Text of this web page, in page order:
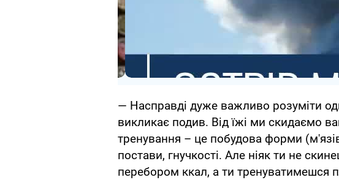
— Насправді дуже важливо розуміти
викликає подив. Від їжі ми скидаємо
тренування – це побудова форми
постави, гнучкості. Але ніяк ти не
перебором ккал, а ти тренуватимешся